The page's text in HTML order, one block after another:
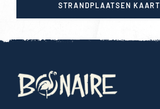
STRANDPLAATSEN KAART